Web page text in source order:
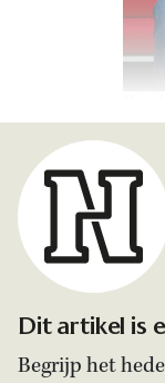
Dit artikel is
Begrijp het